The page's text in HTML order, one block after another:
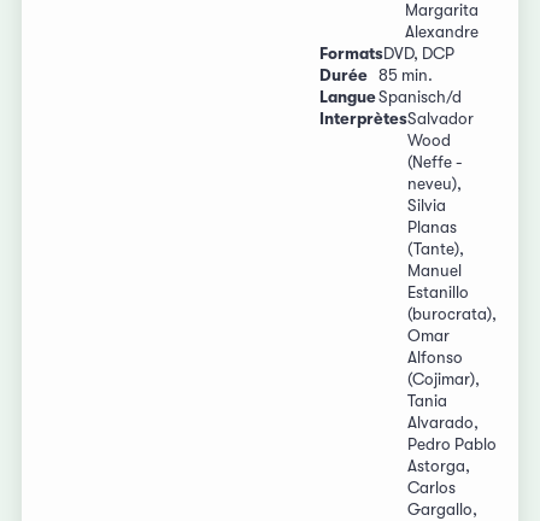
Margarita
Alexandre
FormatsDVD, DCP
Durée 85 min.
LangueSpanisch/d
InterprètesSalvador
Wood
(Neffe -
neveu),
Silvia
Planas
(Tante),
Manuel
Estanillo
(burocrata),
Omar
Alfonso
(Cojimar),
Tania
Alvarado,
Pedro Pablo
Astorga,
Carlos
Gargallo,